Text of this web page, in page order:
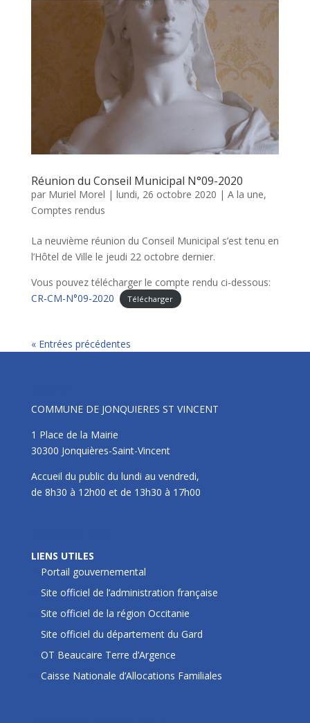
Réunion du Conseil Municipal N°09-2020
par Muriel Morel | lundi, 26 octobre 2020 | A la une,
Comptes rendus
La neuvième réunion du Conseil Municipal s’est tenu en
l’Hôtel de Ville le jeudi 22 octobre dernier.
Vous pouvez télécharger le compte rendu ci-dessous:
CR-CM-N°09-2020
Télécharger
« Entrées précédentes
COMMUNE DE JONQUIERES ST VINCENT
1 Place de la Mairie
30300 Jonquières-Saint-Vincent
Accueil du public du lundi au vendredi,
de 8h30 à 12h00 et de 13h30 à 17h00
LIENS UTILES
Portail gouvernemental
Site officiel de l’administration française
Site officiel de la région Occitanie
Site officiel du département du Gard
OT Beaucaire Terre d’Argence
Caisse Nationale d’Allocations Familiales